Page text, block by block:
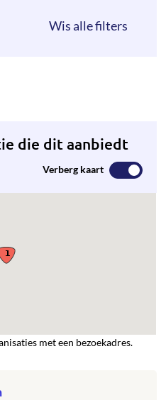
die dit aanbiedt
Verberg kaart
met een bezoekadres.